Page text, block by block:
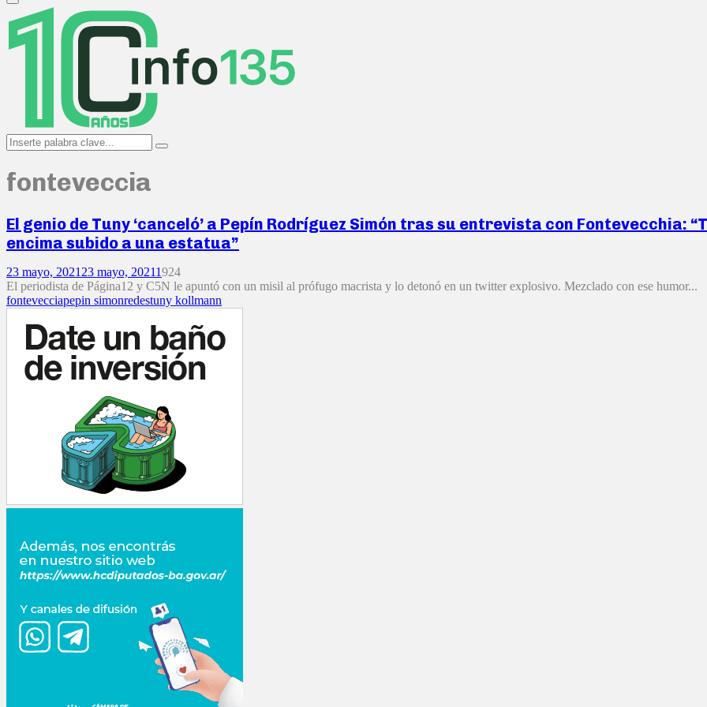
Primary
Menu
Search
for:
Search
fonteveccia
El genio de Tuny ‘canceló’ a Pepín Rodríguez Simón tras su entrevista con Fontevecchia:
encima subido a una estatua”
23 mayo, 2021 23 mayo, 20211924
El periodista de Página12 y C5N le apuntó con un misil al prófugo macrista y lo detonó en un twitter explosivo. Mezclado con ese humor...
fontevecciapepin simonredestuny kollmann